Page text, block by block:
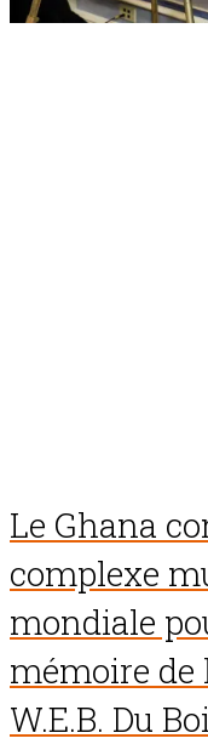
Le Ghana
complexe
mondiale
mémoire de
W.E.B. Du